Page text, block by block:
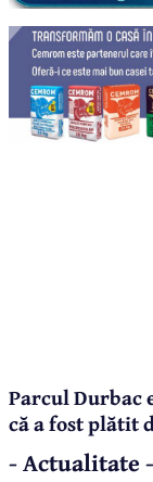
Parcul Durbac
că a fost plătit
- Actualitate -